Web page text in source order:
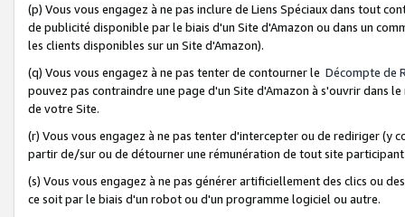
(p) Vous vous engagez à ne pas inclure de Liens Spéciaux dans tout
de publicité disponible par le biais d'un Site d'Amazon ou dans un
les clients disponibles sur un Site d'Amazon).
(q) Vous vous engagez à ne pas tenter de contourner le Décompte de
pouvez pas contraindre une page d'un Site d'Amazon à s'ouvrir dans
de votre Site.
(r) Vous vous engagez à ne pas tenter d'intercepter ou de rediriger
partir de/sur ou de détourner une rémunération de tout site
(s) Vous vous engagez à ne pas générer artificiellement des clics ou
ce soit par le biais d'un robot ou d'un programme logiciel ou autre.